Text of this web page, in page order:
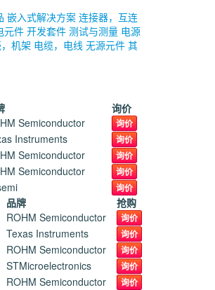
嵌入式解决方案 连接器，互连
元件 开发套件 测试与测量 电源
机架 电缆，电线 无源元件 其
询价
Semiconductor 询价
Instruments 询价
Semiconductor 询价
Semiconductor 询价
询价
品牌
抢购
ROHM Semiconductor 询价
Texas Instruments 询价
ROHM Semiconductor 询价
STMicroelectronics 询价
ROHM Semiconductor 询价